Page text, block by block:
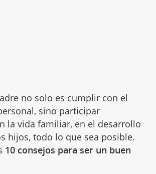
no solo es cumplir con el
sino participar
la vida familiar, en el desarrollo
hijos, todo lo que sea posible.
10 consejos para ser un buen